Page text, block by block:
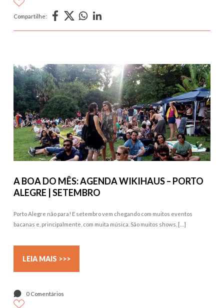
Compartilhe:
A BOA DO MÊS: AGENDA WIKIHAUS – PORTO
ALEGRE | SETEMBRO
Porto Alegre não para! E setembro vem chegando com muitos eventos
bacanas e, principalmente, com muita música. São muitos shows, […]
LEIA MAIS >>>
0 Comentários